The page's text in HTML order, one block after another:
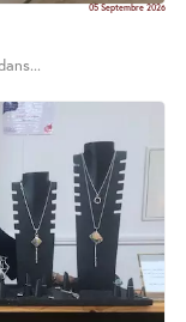
05 Septembre 2026